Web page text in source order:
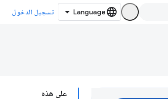
تسجيل الدخول
على هذه